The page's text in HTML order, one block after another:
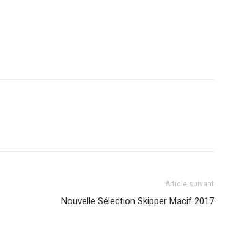
Article suivant
Nouvelle Sélection Skipper Macif 2017